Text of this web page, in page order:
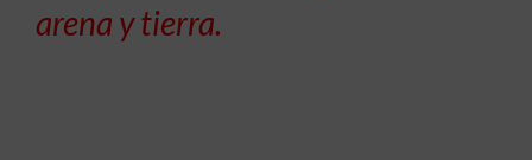
arena y tierra.